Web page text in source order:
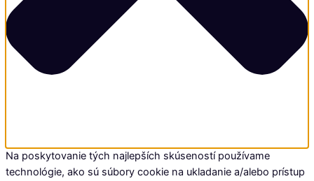
Na poskytovanie tých najlepších skúseností používame
technológie, ako sú súbory cookie na ukladanie a/alebo prístup